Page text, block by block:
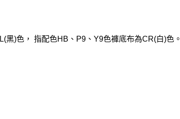
黑)色， 指配色HB、P9、Y9色褲底布為CR(白)色。